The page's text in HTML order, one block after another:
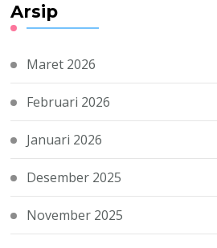
Arsip
Maret 2026
Februari 2026
Januari 2026
Desember 2025
November 2025